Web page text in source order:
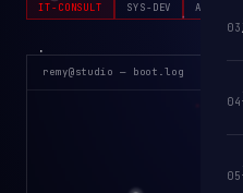
03
04
05
IT-CONSULT SYS-DEV AI·ROBOT
remy@studio — boot.log